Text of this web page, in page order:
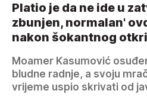
Platio je da ne ide u
zbunjen, normalan'
nakon šokantnog
Moamer Kasumović
bludne radnje, a svoju
vrijeme uspio skrivati od